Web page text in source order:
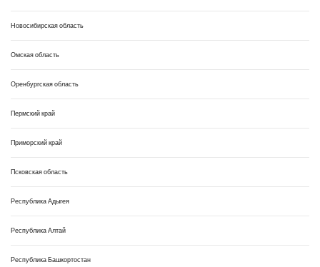
Новосибирская область
Омская область
Оренбургская область
Пермский край
Приморский край
Псковская область
Республика Адыгея
Республика Алтай
Республика Башкортостан